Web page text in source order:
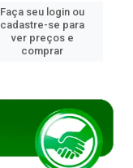
Faça seu login ou
cadastre-se para
ver preços e
comprar